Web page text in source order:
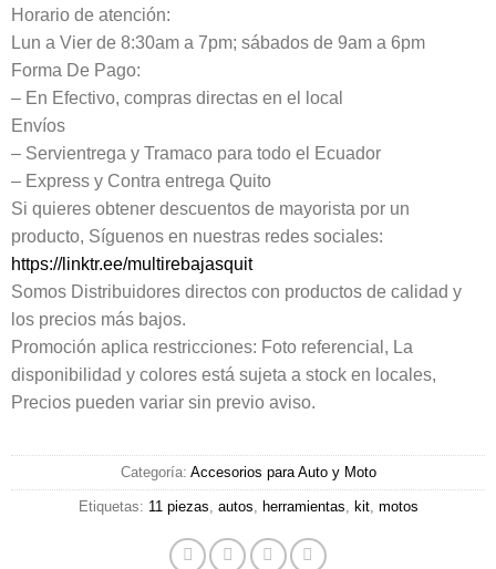
Horario de atención:
Lun a Vier de 8:30am a 7pm; sábados de 9am a 6pm
Forma De Pago:
– En Efectivo, compras directas en el local
Envíos
– Servientrega y Tramaco para todo el Ecuador
– Express y Contra entrega Quito
Si quieres obtener descuentos de mayorista por un
producto, Síguenos en nuestras redes sociales:
https://linktr.ee/multirebajasquit
Somos Distribuidores directos con productos de calidad y
los precios más bajos.
Promoción aplica restricciones: Foto referencial, La
disponibilidad y colores está sujeta a stock en locales,
Precios pueden variar sin previo aviso.
Categoría: Accesorios para Auto y Moto
Etiquetas: 11 piezas, autos, herramientas, kit, motos